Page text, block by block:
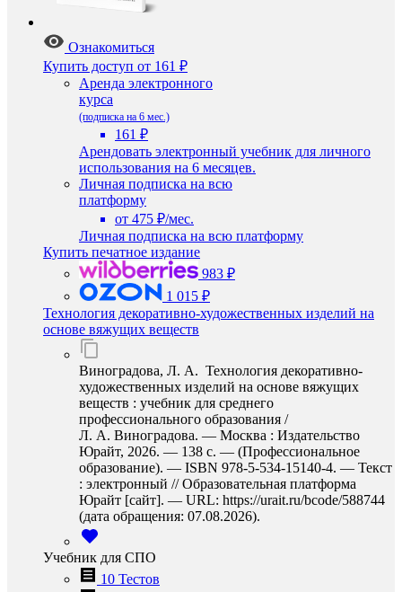
Ознакомиться
Купить доступ от 161 ₽
Аренда электронного
курса
(подписка на 6 мес.)
161 ₽
Арендовать электронный учебник для личного
использования на 6 месяцев.
Личная подписка на всю
платформу
от 475 ₽/мес.
Личная подписка на всю платформу
Купить печатное издание
983 ₽
1 015 ₽
Технология декоративно-художественных изделий на
основе вяжущих веществ
Виноградова, Л. А. Технология декоративно-
художественных изделий на основе вяжущих
веществ : учебник для среднего
профессионального образования /
Л. А. Виноградова. — Москва : Издательство
Юрайт, 2026. — 138 с. — (Профессиональное
образование). — ISBN 978-5-534-15140-4. — Текст
: электронный // Образовательная платформа
Юрайт [сайт]. — URL: https://urait.ru/bcode/588744
(дата обращения: 07.08.2026).
Учебник для СПО
10 Тестов